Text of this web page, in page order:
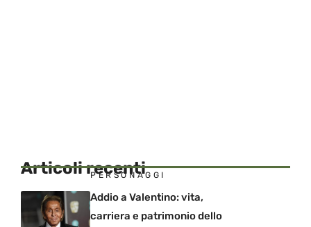
Articoli recenti
PERSONAGGI
Addio a Valentino: vita,
carriera e patrimonio dello